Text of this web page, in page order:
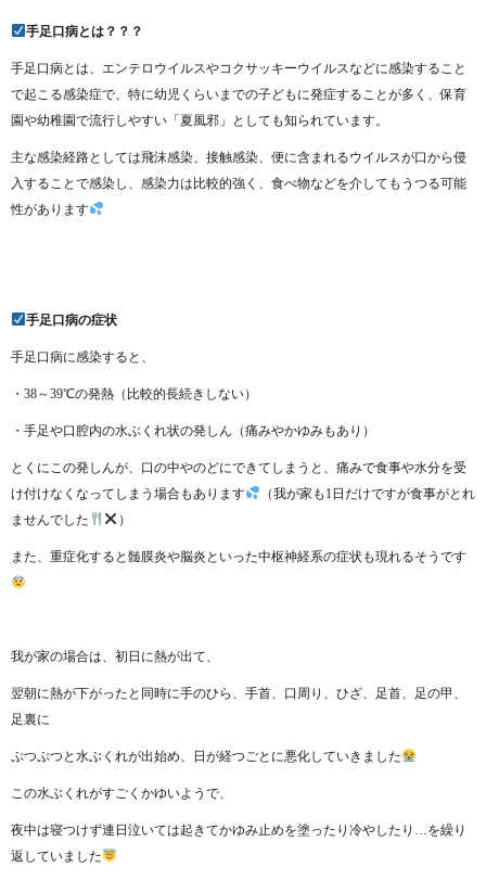
手足口病とは？？？
手足口病とは、エンテロウイルスやコクサッキーウイルスなどに感染すること
で起こる感染症で、特に幼児くらいまでの子どもに発症することが多く、保育
園や幼稚園で流行しやすい「夏風邪」としても知られています。
主な感染経路としては飛沫感染、接触感染、便に含まれるウイルスが口から侵
入することで感染し、感染力は比較的強く、食べ物などを介してもうつる可能
性があります
手足口病の症状
手足口病に感染すると、
・38～39℃の発熱（比較的長続きしない）
・手足や口腔内の水ぶくれ状の発しん（痛みやかゆみもあり）
とくにこの発しんが、口の中やのどにできてしまうと、痛みで食事や水分を受
け付けなくなってしまう場合もあります
（我が家も1日だけですが食事がとれ
ませんでした
）
また、重症化すると髄膜炎や脳炎といった中枢神経系の症状も現れるそうです
我が家の場合は、初日に熱が出て、
翌朝に熱が下がったと同時に手のひら、手首、口周り、ひざ、足首、足の甲、
足裏に
ぷつぷつと水ぶくれが出始め、日が経つごとに悪化していきました
この水ぶくれがすごくかゆいようで、
夜中は寝つけず連日泣いては起きてかゆみ止めを塗ったり冷やしたり…を繰り
返していました